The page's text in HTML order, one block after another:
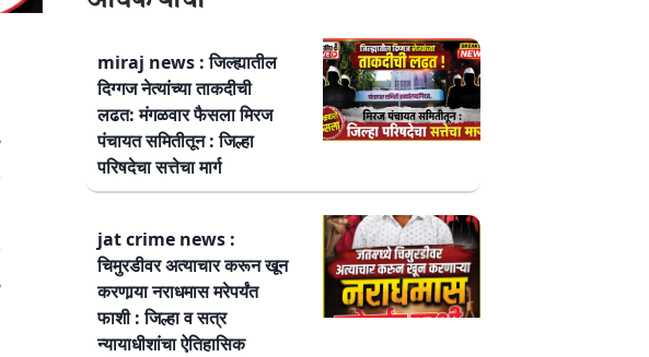
miraj news : जिल्ह्यातील
दिग्गज नेत्यांच्या ताकदीची
लढत: मंगळवार फैसला मिरज
पंचायत समितीतून : जिल्हा
परिषदेचा सत्तेचा मार्ग
jat crime news :
चिमुरडीवर अत्याचार करून खून
करणार्‍या नराधमास मरेपर्यंत
फाशी : जिल्हा व सत्र
न्यायाधीशांचा ऐतिहासिक